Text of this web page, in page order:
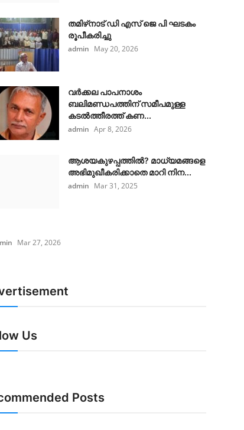
തമിഴ്‌നാട് ഡി എസ് ജെ പി ഘടകം
രൂപീകരിച്ചു
admin May 20, 2026
വർക്കല പാപനാശം
ബലിമണ്ഡപത്തിന് സമീപമുള്ള
കടൽത്തീരത്ത് കണ...
admin Apr 8, 2026
ആശയകുഴപ്പത്തില്‍? മാധ്യമങ്ങളെ
അഭിമുഖീകരിക്കാതെ മാറി നിന...
admin Mar 31, 2025
Mar 27, 2026
Us
Posts